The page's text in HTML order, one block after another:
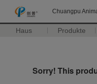
Chuangpu
Haus Produkte
Sorry! This